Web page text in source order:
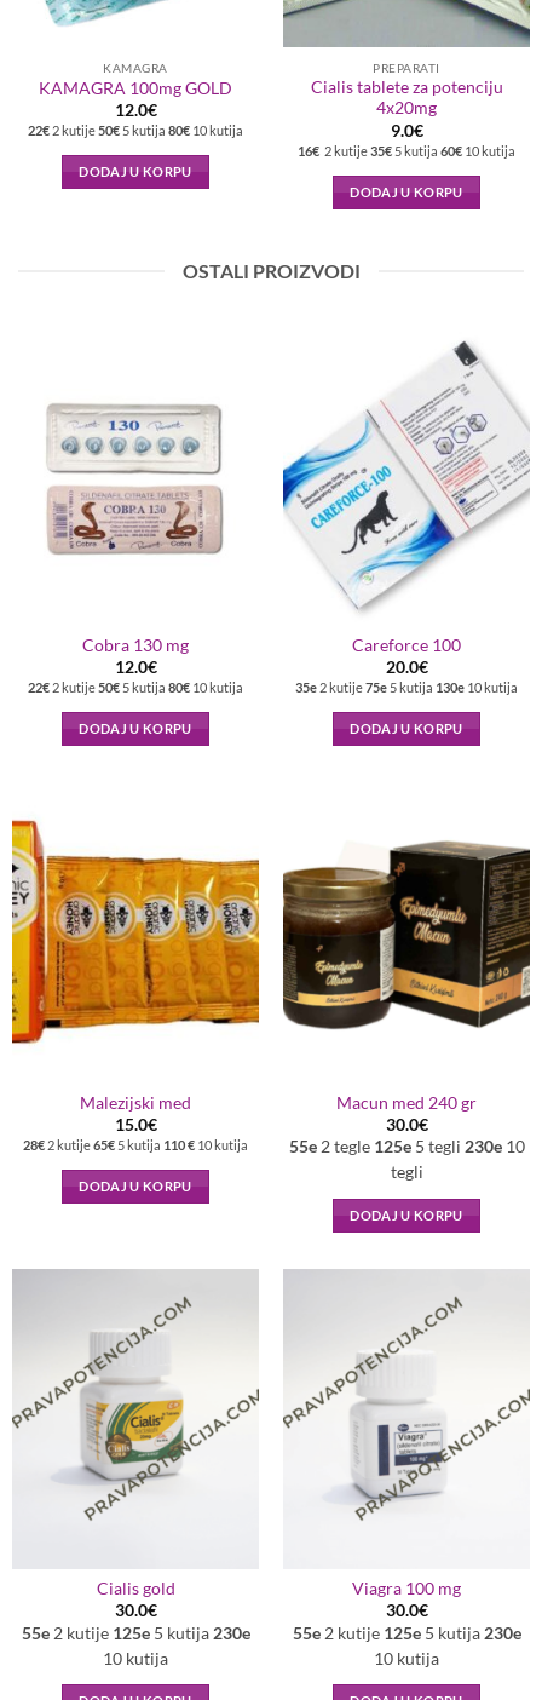
KAMAGRA
KAMAGRA 100mg GOLD
12.0€
22€ 2 kutije50€ 5 kutija 80€ 10 kutija
DODAJ U KORPU
PREPARATI
Cialis tablete za potenciju
4x20mg
9.0€
16€ 2 kutije35€ 5 kutija 60€ 10 kutija
DODAJ U KORPU
OSTALI PROIZVODI
Cobra 130 mg
12.0€
22€ 2 kutije50€ 5 kutija 80€ 10 kutija
DODAJ U KORPU
Careforce 100
20.0€
35e 2 kutije75e 5 kutija 130e 10 kutija
DODAJ U KORPU
Malezijski med
15.0€
28€ 2 kutije65€ 5 kutija 110 € 10 kutija
DODAJ U KORPU
Macun med 240 gr
30.0€
55e2 tegle 125e5 tegli 230e10
tegli
DODAJ U KORPU
Cialis gold
30.0€
55e2 kutije 125e5 kutija 230e
10 kutija
Viagra 100 mg
30.0€
55e2 kutije 125e5 kutija 230e
10 kutija